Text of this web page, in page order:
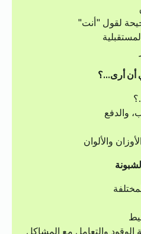
لقول "أنت"
أن أرى…؟
والدفع
والألوان
الوقود والتعامل مع المشاكل